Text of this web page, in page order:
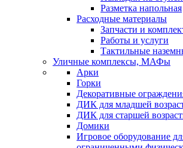
Разметка напольная
Расходные материалы
Запчасти и
Работы и услуги
Тактильные
Уличные комплексы, МАФы
Арки
Горки
Декоративные
ДИК для младшей
ДИК для старшей
Домики
Игровое оборудование